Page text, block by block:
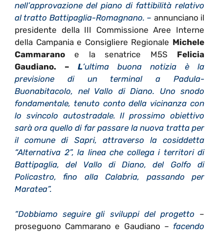
nell’approvazione del piano di fattibilità relativo
al tratto Battipaglia-Romagnano. – annunciano il
presidente della III Commissione Aree Interne
della Campania e Consigliere Regionale Michele
Cammarano e la senatrice M5S Felicia
Gaudiano. – L’ultima buona notizia è la
previsione di un terminal a Padula-
Buonabitacolo, nel Vallo di Diano.
Uno snodo
fondamentale, tenuto conto della vicinanza con
lo svincolo autostradale. Il prossimo obiettivo
sarà ora quello di far passare la nuova tratta per
il comune di Sapri, attraverso la cosiddetta
“Alternativa 2”, la linea che collega i territori di
Battipaglia, del Vallo di Diano, del Golfo di
Policastro, fino alla Calabria, passando per
Maratea”.
“Dobbiamo seguire gli sviluppi del progetto –
proseguono Cammarano e Gaudiano – facendo